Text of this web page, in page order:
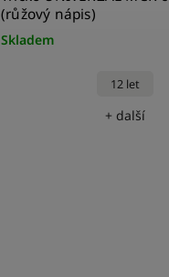
(růžový nápis)
Skladem
12 let
+ další